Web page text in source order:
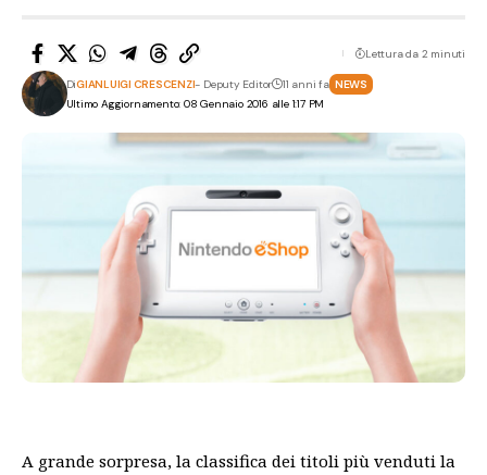
Ultimo Aggiornamento: 08 Gennaio 2016 alle 1:17 PM
DiGIANLUIGI CRESCENZI- Deputy Editor 11 anni fa NEWS
Lettura da 2 minuti
A grande sorpresa, la classifica dei titoli più venduti la